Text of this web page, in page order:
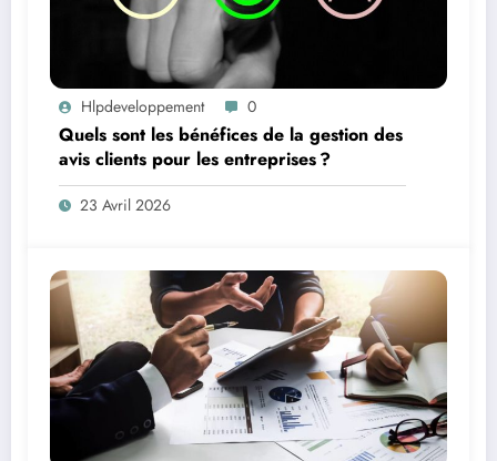
Hlpdeveloppement 0
Quels sont les bénéfices de la gestion des
avis clients pour les entreprises ?
23 Avril 2026